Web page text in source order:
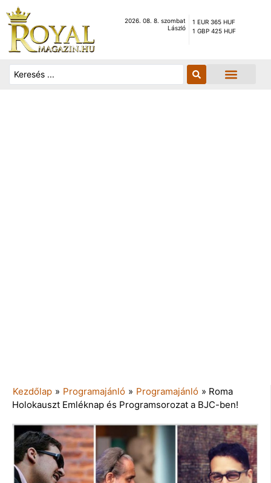
2026. 08. 8. szombat
László
1 EUR 365 HUF
1 GBP 425 HUF
Kezdőlap » Programajánló » Programajánló » Roma
Holokauszt Emléknap és Programsorozat a BJC-ben!